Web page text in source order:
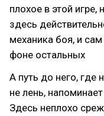
плохое в этой игре,
здесь
механика боя, и
фоне остальных
А путь до него, где
не лень,
Здесь неплохо